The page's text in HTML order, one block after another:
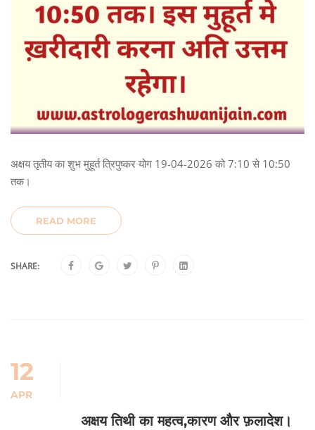
अक्षय तृतीय का शुभ मुहूर्त त्रिपुष्कर योग 19-04-2026 को 7:10 से 10:50
तक।
READ MORE
SHARE:
12
APR
अक्षय तिथी का महत्व,कारण और फ़लादेश।